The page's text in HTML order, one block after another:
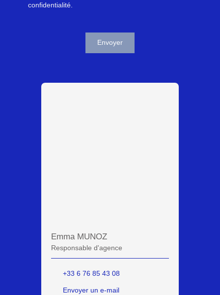
confidentialité
Envoyer
Emma MUNOZ
Responsable d'agence
+33 6 76 85 43 08
Envoyer un e-mail